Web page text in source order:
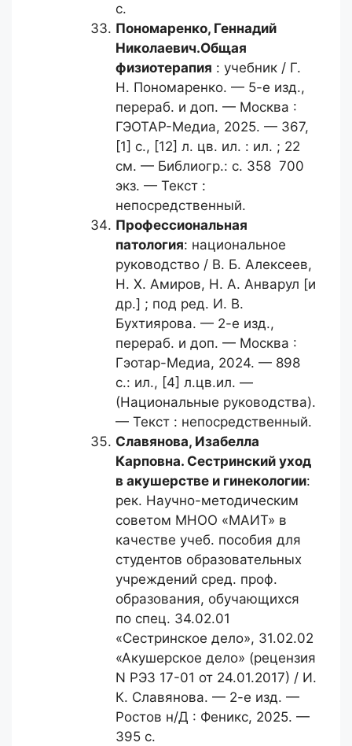
с.
Пономаренко, Геннадий
Николаевич.Общая
физиотерапия : учебник / Г.
Н. Пономаренко. — 5-е изд.,
перераб. и доп. — Москва :
ГЭОТАР-Медиа, 2025. — 367,
[1] с., [12] л. цв. ил. : ил. ; 22
см. — Библиогр.: с. 358 700
экз. — Текст :
непосредственный.
Профессиональная
патология: национальное
руководство / В. Б. Алексеев,
Н. Х. Амиров, Н. А. Анварул [и
др.] ; под ред. И. В.
Бухтиярова. — 2-е изд.,
перераб. и доп. — Москва :
Гэотар-Медиа, 2024. — 898
с.: ил., [4] л.цв.ил. —
(Национальные руководства).
— Текст : непосредственный.
Славянова, Изабелла
Карповна. Сестринский уход
в акушерстве и гинекологии:
рек. Научно-методическим
советом МНОО «МАИТ» в
качестве учеб. пособия для
студентов образовательных
учреждений сред. проф.
образования, обучающихся
по спец. 34.02.01
«Сестринское дело», 31.02.02
«Акушерское дело» (рецензия
N РЭЗ 17-01 от 24.01.2017) / И.
К. Славянова. — 2-е изд. —
Ростов н/Д : Феникс, 2025. —
395 с.